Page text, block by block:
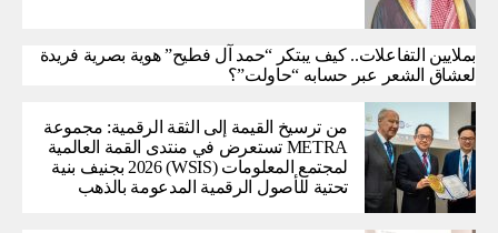
بملايين التفاعلات.. كيف يبتكر “حمد آل فطيح” هوية بصرية فريدة
لعشاق الشعر عبر حسابه “حاولت”؟
من ترسيخ القيمة إلى الثقة الرقمية: مجموعة
METRA تستعرض في منتدى القمة العالمية
لمجتمع المعلومات (WSIS) 2026 بجنيف بنية
تحتية للأصول الرقمية المدعومة بالذهب